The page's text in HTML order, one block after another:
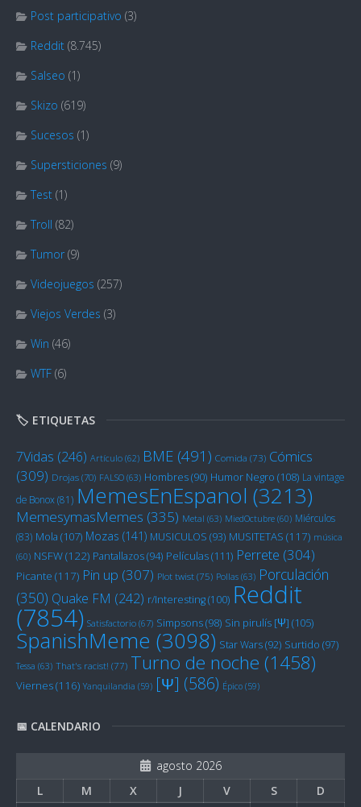
Post participativo (3)
Reddit (8.745)
Salseo (1)
Skizo (619)
Sucesos (1)
Supersticiones (9)
Test (1)
Troll (82)
Tumor (9)
Videojuegos (257)
Viejos Verdes (3)
Win (46)
WTF (6)
🏷️ ETIQUETAS
7Vidas (246) Artículo (62) BME (491) Comida (73) Cómics
(309) Drojas (70) FALSO (63) Hombres(90) Humor Negro (108) La vintage
de Bonox(81) MemesEnEspanol (3213)
MemesymasMemes (335) Metal (63) MiedOctubre (60) Miérculos
(83) Mola (107) Mozas (141) MUSICULOS (93) MUSITETAS (117) música
(60) NSFW(122) Pantallazos(94) Películas(111) Perrete (304)
Picante (117) Pin up (307) Plot twist (75) Pollas (63) Porculación
(350) Quake FM (242) r/Interesting(100) Reddit
(7854) Satisfactorio (67) Simpsons(98) Sin pirulís [Ψ] (105)
SpanishMeme (3098) Star Wars(92) Surtido (97)
Tessa (63) That's racist! (77) Turno de noche (1458)
Viernes(116) Yanquilandia (59) [Ψ] (586) Épico (59)
📅 CALENDARIO
agosto 2026
L
M X J V S
D